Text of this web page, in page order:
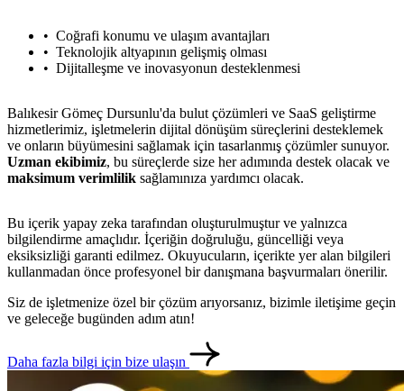
İletişim English
Coğrafi konumu ve ulaşım avantajları
Teknolojik altyapının gelişmiş olması
Dijitalleşme ve inovasyonun desteklenmesi
Balıkesir Gömeç Dursunlu'da bulut çözümleri ve SaaS geliştirme
hizmetlerimiz, işletmelerin dijital dönüşüm süreçlerini desteklemek
ve onların büyümesini sağlamak için tasarlanmış çözümler sunuyor.
Uzman ekibimiz, bu süreçlerde size her adımında destek olacak ve
maksimum verimlilik sağlamınıza yardımcı olacak.
Bu içerik yapay zeka tarafından oluşturulmuştur ve yalnızca
bilgilendirme amaçlıdır. İçeriğin doğruluğu, güncelliği veya
eksiksizliği garanti edilmez. Okuyucuların, içerikte yer alan bilgileri
kullanmadan önce profesyonel bir danışmana başvurmaları önerilir.
Siz de işletmenize özel bir çözüm arıyorsanız, bizimle iletişime geçin
ve geleceğe bugünden adım atın!
Daha fazla bilgi için bize ulaşın